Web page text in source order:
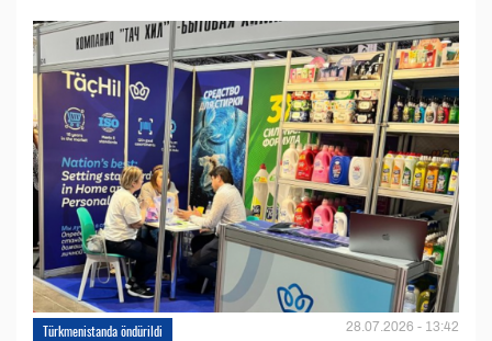
Türkmenistanda öndürildi 28.07.2026 - 13:42